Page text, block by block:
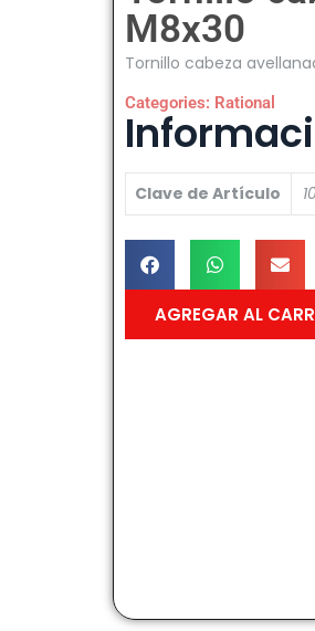
M8x30
Tornillo cabeza
Categories: Rational
Clave de Artículo
AGREGAR AL